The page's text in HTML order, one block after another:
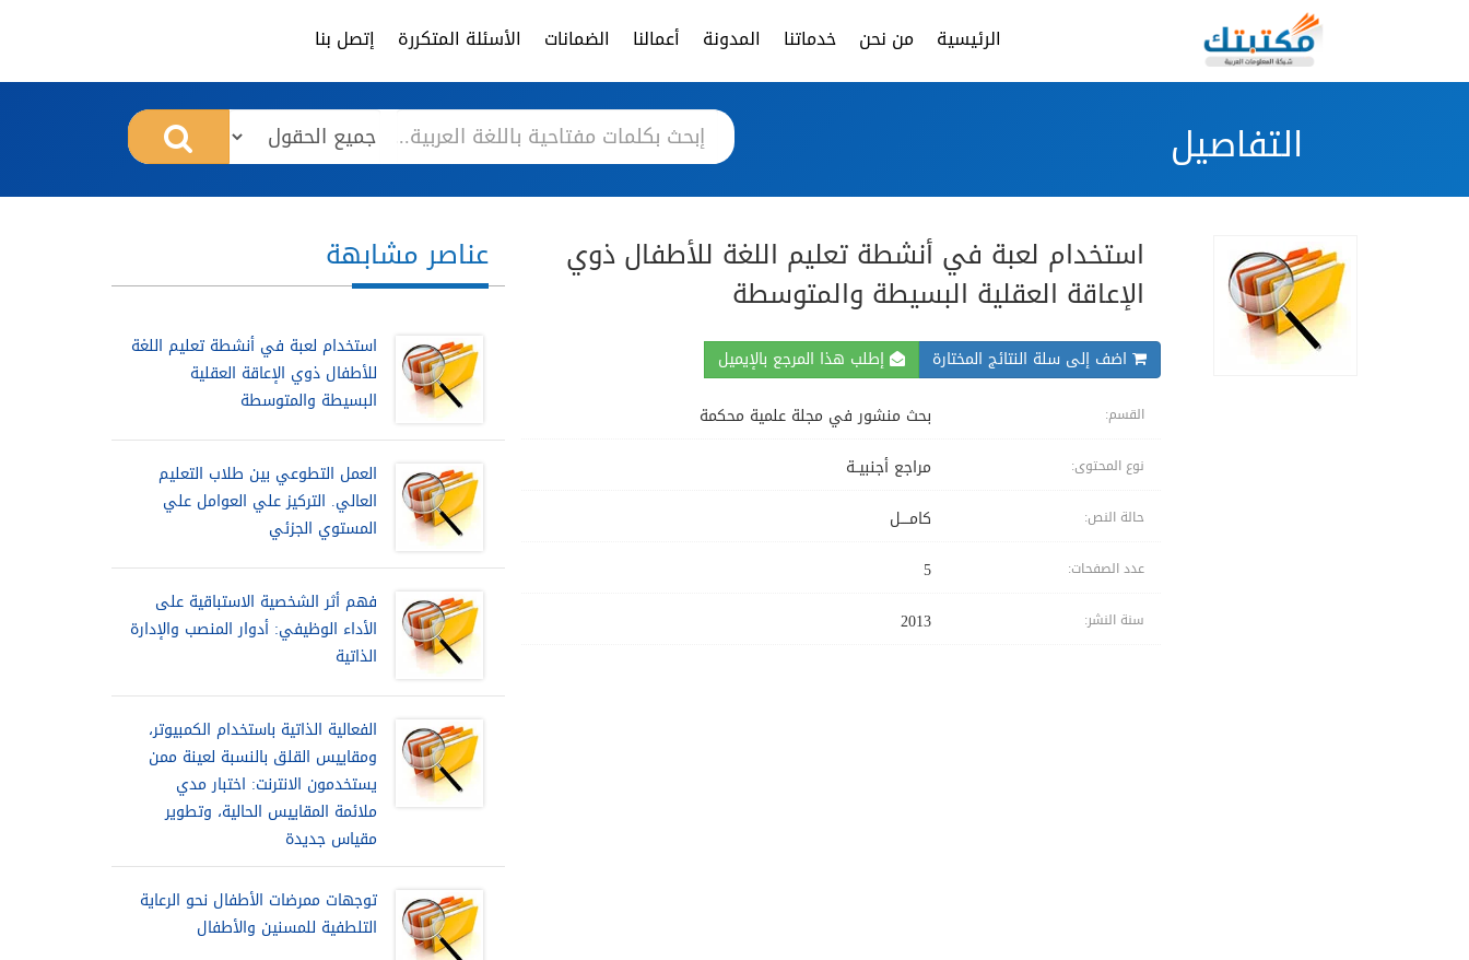
الرئيسية من نحن خدماتنا المدونة أعمالنا الضمانات الأسئلة المتكررة إتصل بنا
التفاصيل
استخدام لعبة في أنشطة تعليم اللغة للأطفال ذوي
الإعاقة العقلية البسيطة والمتوسطة
اضف إلى سلة النتائج المختارة إطلب هذا المرجع بالإيميل
القسم: بحث منشور في مجلة علمية محكمة
نوع المحتوى: مراجع أجنبيــة
حالة النص: كامــــل
عدد الصفحات: 5
سنة النشر: 2013
عناصر مشابهة
استخدام لعبة في أنشطة تعليم اللغة
للأطفال ذوي الإعاقة العقلية
البسيطة والمتوسطة
العمل التطوعي بين طلاب التعليم
العالي. التركيز علي العوامل علي
المستوي الجزئي
فهم أثر الشخصية الاستباقية على
الأداء الوظيفي: أدوار المنصب والإدارة
الذاتية
الفعالية الذاتية باستخدام الكمبيوتر،
ومقاييس القلق بالنسبة لعينة ممن
يستخدمون الانترنت: اختبار مدي
ملائمة المقاييس الحالية، وتطوير
مقياس جديدة
توجهات ممرضات الأطفال نحو الرعاية
التلطفية للمسنين والأطفال